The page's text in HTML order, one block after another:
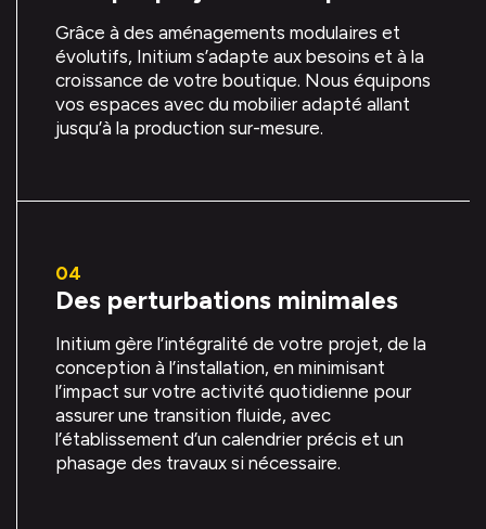
Grâce à des aménagements modulaires et
évolutifs, Initium s’adapte aux besoins et à la
croissance de votre boutique. Nous équipons
vos espaces avec du mobilier adapté allant
jusqu’à la production sur-mesure.
Des perturbations minimales
Initium gère l’intégralité de votre projet, de la
conception à l’installation, en minimisant
l’impact sur votre activité quotidienne pour
assurer une transition fluide, avec
l’établissement d’un calendrier précis et un
phasage des travaux si nécessaire.